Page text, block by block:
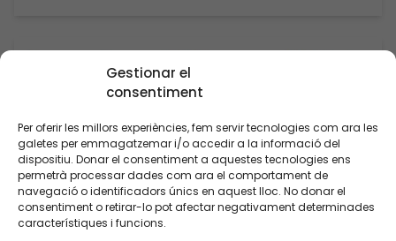
Gestionar el
consentiment
Per oferir les millors experiències, fem servir tecnologies com ara les
galetes per emmagatzemar i/o accedir a la informació del
dispositiu. Donar el consentiment a aquestes tecnologies ens
permetrà processar dades com ara el comportament de
navegació o identificadors únics en aquest lloc. No donar el
consentiment o retirar-lo pot afectar negativament determinades
característiques i funcions.